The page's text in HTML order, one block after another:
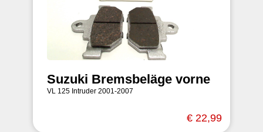
Suzuki Bremsbeläge vorne
VL 125 Intruder 2001-2007
€ 22,99